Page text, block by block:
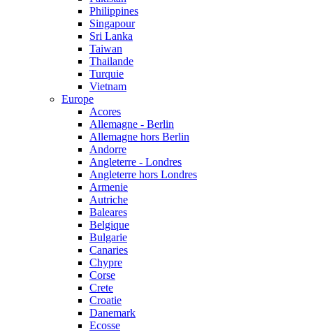
Philippines
Singapour
Sri Lanka
Taiwan
Thailande
Turquie
Vietnam
Europe
Acores
Allemagne - Berlin
Allemagne hors Berlin
Andorre
Angleterre - Londres
Angleterre hors Londres
Armenie
Autriche
Baleares
Belgique
Bulgarie
Canaries
Chypre
Corse
Crete
Croatie
Danemark
Ecosse